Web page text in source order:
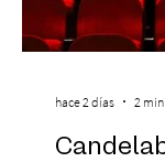
hace 2 días 2